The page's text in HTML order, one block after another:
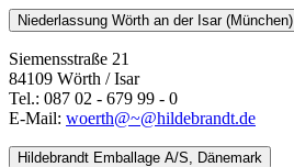
Niederlassung Wörth an der Isar (München)
Siemensstraße 21
84109 Wörth / Isar
Tel.: 087 02 - 679 99 - 0
E-Mail: woerth@~@hildebrandt.de
Hildebrandt Emballage A/S, Dänemark